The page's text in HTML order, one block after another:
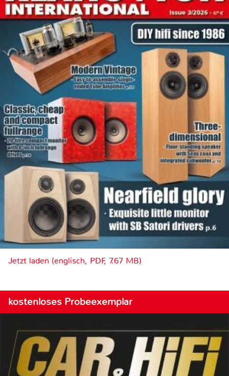
Jetzt laden (englisch, PDF, 7.67 MB)
kostenloses Probeexemplar